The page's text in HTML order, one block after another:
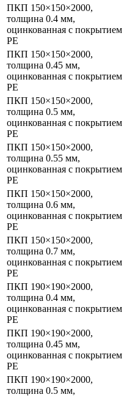
ПКП 150×150×2000,
толщина 0.4 мм,
оцинкованная с покрытием
PE
ПКП 150×150×2000,
толщина 0.45 мм,
оцинкованная с покрытием
PE
ПКП 150×150×2000,
толщина 0.5 мм,
оцинкованная с покрытием
PE
ПКП 150×150×2000,
толщина 0.55 мм,
оцинкованная с покрытием
PE
ПКП 150×150×2000,
толщина 0.6 мм,
оцинкованная с покрытием
PE
ПКП 150×150×2000,
толщина 0.7 мм,
оцинкованная с покрытием
PE
ПКП 190×190×2000,
толщина 0.4 мм,
оцинкованная с покрытием
PE
ПКП 190×190×2000,
толщина 0.45 мм,
оцинкованная с покрытием
PE
ПКП 190×190×2000,
толщина 0.5 мм,